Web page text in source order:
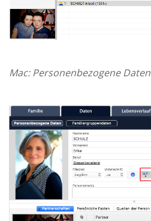
Mac: Personenbezogene Daten